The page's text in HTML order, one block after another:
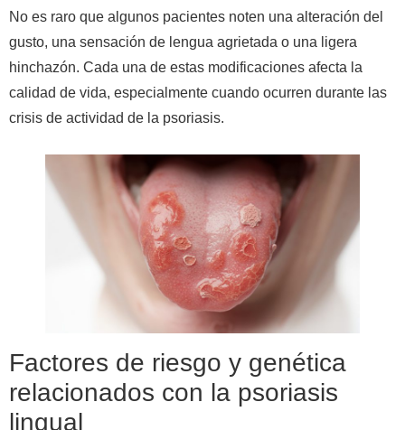
No es raro que algunos pacientes noten una alteración del
gusto, una sensación de lengua agrietada o una ligera
hinchazón. Cada una de estas modificaciones afecta la
calidad de vida, especialmente cuando ocurren durante las
crisis de actividad de la psoriasis.
Factores de riesgo y genética
relacionados con la psoriasis
lingual